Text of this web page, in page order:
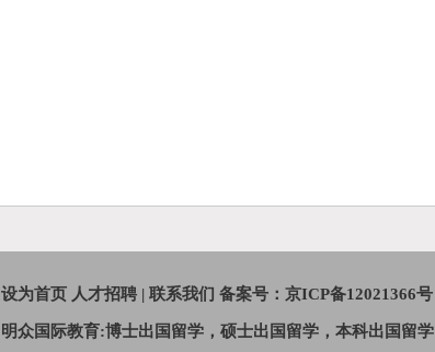
设为首页 人才招聘 | 联系我们 备案号：京ICP备12021366号
明众国际教育:博士出国留学，硕士出国留学，本科出国留学